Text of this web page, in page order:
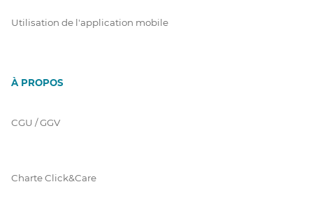
Utilisation de l'application mobile
À PROPOS
CGU / GGV
Charte Click&Care